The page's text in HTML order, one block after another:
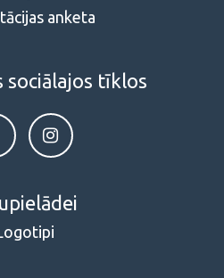
anketa
sociālajos tīklos